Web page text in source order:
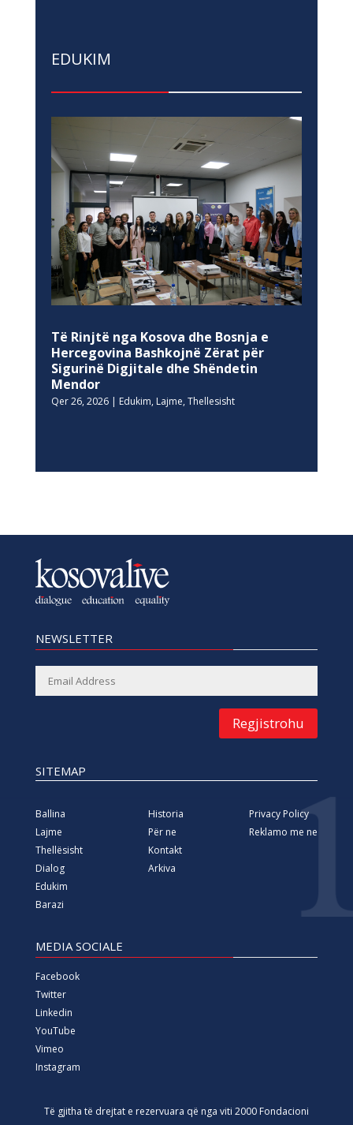
EDUKIM
Të Rinjtë nga Kosova dhe Bosnja e
Hercegovina Bashkojnë Zërat për
Sigurinë Digjitale dhe Shëndetin
Mendor
Qer 26, 2026| Edukim, Lajme, Thellesisht
NEWSLETTER
Regjistrohu
SITEMAP
Ballina
Lajme
Thellësisht
Dialog
Edukim
Barazi
Historia
Për ne
Kontakt
Arkiva
Privacy Policy
Reklamo me ne
MEDIA SOCIALE
Facebook
Twitter
Linkedin
YouTube
Vimeo
Instagram
Të gjitha të drejtat e rezervuara që nga viti 2000 Fondacioni